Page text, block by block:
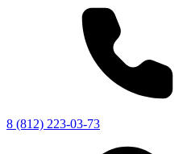
8 (812) 223-03-73